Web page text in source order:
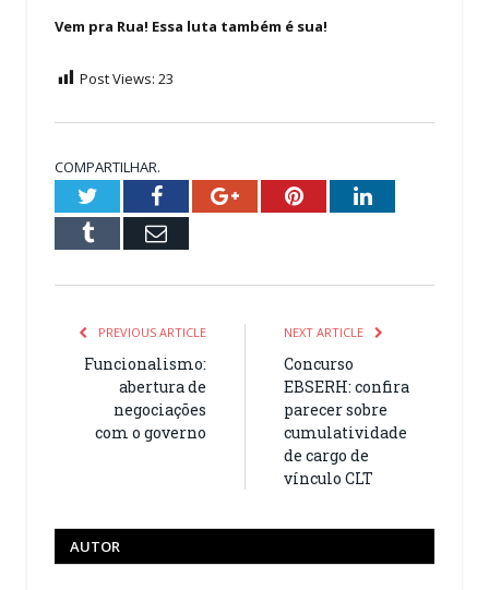
Vem pra Rua! Essa luta também é sua!
Post Views: 23
COMPARTILHAR.
TwitterFacebookGoogle+PinterestLinkedIn
Tumblr Email
PREVIOUS ARTICLE
Funcionalismo:
abertura de
negociações
com o governo
NEXT ARTICLE
Concurso
EBSERH: confira
parecer sobre
cumulatividade
de cargo de
vínculo CLT
AUTOR